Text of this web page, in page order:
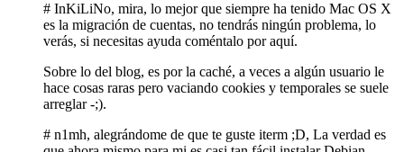
# InKiLiNo, mira, lo mejor que siempre ha tenido Mac OS X
es la migración de cuentas, no tendrás ningún problema, lo
verás, si necesitas ayuda coméntalo por aquí.
Sobre lo del blog, es por la caché, a veces a algún usuario le
hace cosas raras pero vaciando cookies y temporales se suele
arreglar -;).
# n1mh, alegrándome de que te guste iterm ;D, La verdad es